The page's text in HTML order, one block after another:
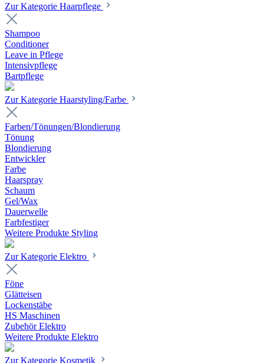
Zur Kategorie Haarpflege
Shampoo
Conditioner
Leave in Pflege
Intensivpflege
Bartpflege
Zur Kategorie Haarstyling/Farbe
Farben/Tönungen/Blondierung
Tönung
Blondierung
Entwickler
Farbe
Haarspray
Schaum
Gel/Wax
Dauerwelle
Farbfestiger
Weitere Produkte Styling
Zur Kategorie Elektro
Föne
Glätteisen
Lockenstäbe
HS Maschinen
Zubehör Elektro
Weitere Produkte Elektro
Zur Kategorie Kosmetik